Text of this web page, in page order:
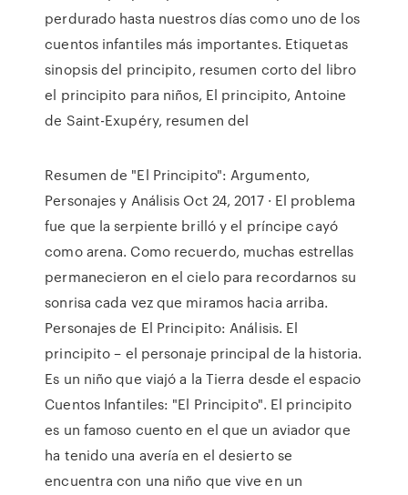
perdurado hasta nuestros días como uno de los
cuentos infantiles más importantes. Etiquetas
sinopsis del principito, resumen corto del libro
el principito para niños, El principito, Antoine
de Saint-Exupéry, resumen del
Resumen de "El Principito": Argumento,
Personajes y Análisis Oct 24, 2017 · El problema
fue que la serpiente brilló y el príncipe cayó
como arena. Como recuerdo, muchas estrellas
permanecieron en el cielo para recordarnos su
sonrisa cada vez que miramos hacia arriba.
Personajes de El Principito: Análisis. El
principito – el personaje principal de la historia.
Es un niño que viajó a la Tierra desde el espacio
Cuentos Infantiles: "El Principito". El principito
es un famoso cuento en el que un aviador que
ha tenido una avería en el desierto se
encuentra con una niño que vive en un